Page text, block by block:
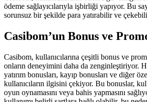
ödeme sağlayıcılarıyla işbirliği yapıyor. Bu
sorunsuz bir şekilde para yatırabilir ve
Casibom’un Bonus ve
Casibom, kullanıcılarına çeşitli bonus ve
onların deneyimini daha da zenginleştiriyor.
yatırım bonusları, kayıp bonusları ve diğer
kullanıcıların ilgisini çekiyor. Bu bonuslar,
oyun oynamasını veya bahis yapmasını